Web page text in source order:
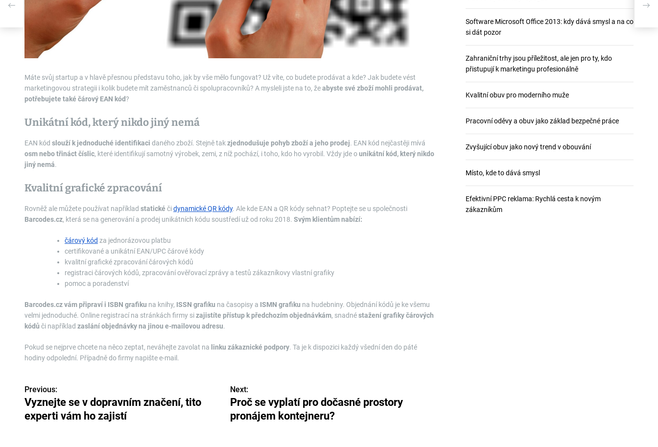
Máte svůj startup a v hlavě přesnou představu toho, jak by vše mělo fungovat? Už víte, co budete prodávat a kde? Jak budete vést
marketingovou strategii i kolik budete mít zaměstnanců či spolupracovníků? A mysleli jste na to, žeabyste své zboží mohli prodávat,
potřebujete také čárový EAN kód?
Unikátní kód, který nikdo jiný nemá
EAN kód slouží k jednoduché identifikaci daného zboží. Stejně takzjednodušuje pohyb zboží a jeho prodej. EAN kód nejčastěji mívá
osm nebo třináct číslic, které identifikují samotný výrobek, zemi, z níž pochází, i toho, kdo ho vyrobil. Vždy jde ounikátní kód, který nikdo
jiný nemá.
Kvalitní grafické zpracování
Rovněž ale můžete používat například statické čidynamické QR kódy. Ale kde EAN a QR kódy sehnat? Poptejte se u společnosti
Barcodes.cz, která se na generování a prodej unikátních kódu soustředí už od roku 2018. Svým klientům nabízí:
čárový kód za jednorázovou platbu
certifikované a unikátní EAN/UPC čárové kódy
kvalitní grafické zpracování čárových kódů
registraci čárových kódů, zpracování ověřovací zprávy a testů zákazníkovy vlastní grafiky
pomoc a poradenství
Barcodes.cz vám připraví i ISBN grafiku na knihy, ISSN grafiku na časopisy a ISMN grafiku na hudebniny. Objednání kódů je ke všemu
velmi jednoduché. Online registrací na stránkách firmy sizajistíte přístup k předchozím objednávkám, snadnéstažení grafiky čárových
kódů či například zaslání objednávky na jinou e-mailovou adresu.
Pokud se nejprve chcete na něco zeptat, neváhejte zavolat na linku zákaznické podpory. Ta je k dispozici každý všední den do páté
hodiny odpolední. Případně do firmy napište e-mail.
N
a
Previous:
Vyznejte se v dopravním značení, tito
experti vám ho zajistí
Next:
Proč se vyplatí pro dočasné prostory
pronájem kontejneru?
Software Microsoft Office 2013: kdy dává smysl a na co
si dát pozor
Zahraniční trhy jsou příležitost, ale jen pro ty, kdo
přistupují k marketingu profesionálně
Kvalitní obuv pro moderního muže
Pracovní oděvy a obuv jako základ bezpečné práce
Zvyšující obuv jako nový trend v obouvání
Místo, kde to dává smysl
Efektivní PPC reklama: Rychlá cesta k novým
zákazníkům